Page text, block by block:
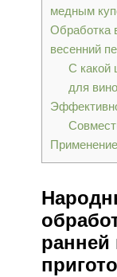
медным
Обработка
весенний
С какой
для
ранней